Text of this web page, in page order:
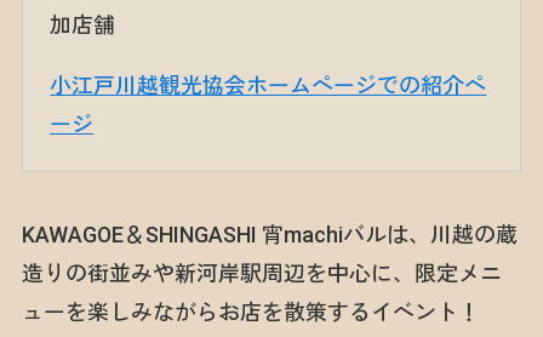
加店舗
小江戸川越観光協会ホームページでの紹介ペ
ージ
KAWAGOE＆SHINGASHI 宵machiバルは、川越の蔵
造りの街並みや新河岸駅周辺を中心に、限定メニ
ューを楽しみながらお店を散策するイベント！